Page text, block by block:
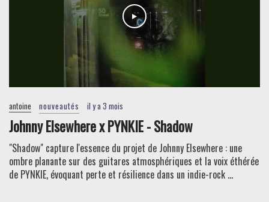
antoine nouveautés il y a 3 mois
Johnny Elsewhere x PYNKIE - Shadow
"Shadow" capture l'essence du projet de Johnny Elsewhere : une
ombre planante sur des guitares atmosphériques et la voix éthérée
de PYNKIE, évoquant perte et résilience dans un indie-rock ...